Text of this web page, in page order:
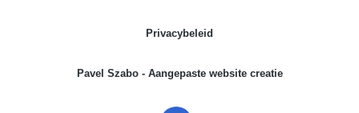
Privacybeleid
Pavel Szabo - Aangepaste website creatie